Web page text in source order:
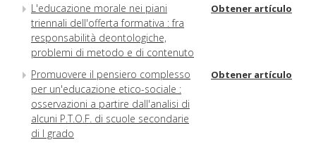
L'educazione morale nei piani
triennali dell'offerta formativa : fra
responsabilità deontologiche,
problemi di metodo e di contenuto
Obtener artículo
Promuovere il pensiero complesso
per un'educazione etico-sociale :
osservazioni a partire dall'analisi di
alcuni P.T.O.F. di scuole secondarie
di I grado
Obtener artículo